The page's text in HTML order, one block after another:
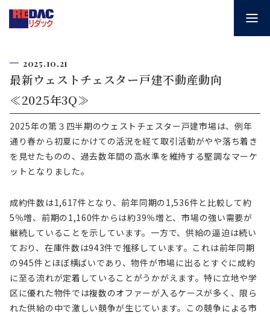
2025.10.21
最新ウェストチェスター戸建不動産動向
≪2025年3Q≫
2025年の第３四半期のウェストチェスター戸建市場は、例年
通り春から初夏にかけての活況を経て取引活動がやや落ち着き
を見せたものの、過去数年間の高水準を維持する堅調なマーケ
ットとなりました。
成約件数は1,617件となり、前年同期の1,536件と比較して約
5％増、前期の1,160件からは約39％増と、市場の強い需要が
継続していることを示しています。一方で、供給の逼迫は続い
ており、在庫件数は943件で推移しています。これは前年同期
の945件とほぼ横ばいであり、物件が市場に出るとすぐに成約
に至る流れが定着していることがうかがえます。特に立地や学
区に優れた物件では複数のオファーが入るケースが多く、限ら
れた供給の中で激しい競争が生じています。この競争による市